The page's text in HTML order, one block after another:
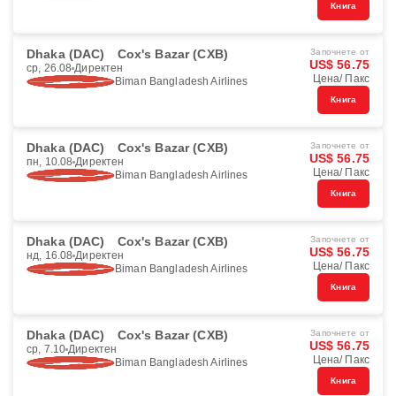
Книга
Dhaka (DAC) Cox's Bazar (CXB)
ср, 26.08 Директен
Biman Bangladesh Airlines
Започнете от
US$ 56.75
Цена/ Пакс
Книга
Dhaka (DAC) Cox's Bazar (CXB)
пн, 10.08 Директен
Biman Bangladesh Airlines
Започнете от
US$ 56.75
Цена/ Пакс
Книга
Dhaka (DAC) Cox's Bazar (CXB)
нд, 16.08 Директен
Biman Bangladesh Airlines
Започнете от
US$ 56.75
Цена/ Пакс
Книга
Dhaka (DAC) Cox's Bazar (CXB)
ср, 7.10 Директен
Biman Bangladesh Airlines
Започнете от
US$ 56.75
Цена/ Пакс
Книга